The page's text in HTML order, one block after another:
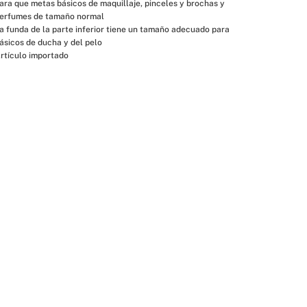
que metas básicos de maquillaje, pinceles y brochas y
de tamaño normal
funda de la parte inferior tiene un tamaño adecuado para
de ducha y del pelo
importado